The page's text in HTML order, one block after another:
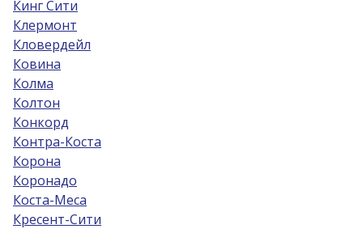
Кинг Сити
Клермонт
Кловердейл
Ковина
Колма
Колтон
Конкорд
Контра-Коста
Корона
Коронадо
Коста-Меса
Кресент-Сити